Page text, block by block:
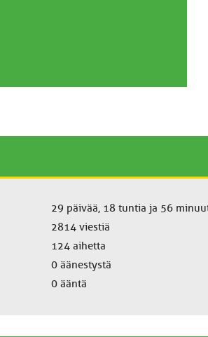
29 päivää, 18 tuntia ja 56
2814 viestiä
124 aihetta
0 äänestystä
0 ääntä